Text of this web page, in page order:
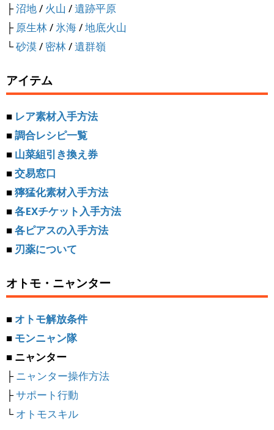
├沼地/ 火山 /遺跡平原
├ 原生林/氷海/地底火山
└砂漠/ 密林/遺群嶺
アイテム
■ レア素材入手方法
■調合レシピ一覧
■ 山菜組引き換え券
■交易窓口
■獰猛化素材入手方法
■各EXチケット入手方法
■各ピアスの入手方法
■ 刃薬について
オトモ・ニャンター
■ オトモ解放条件
■ モンニャン隊
■ ニャンター
├ニャンター操作方法
├サポート行動
└オトモスキル